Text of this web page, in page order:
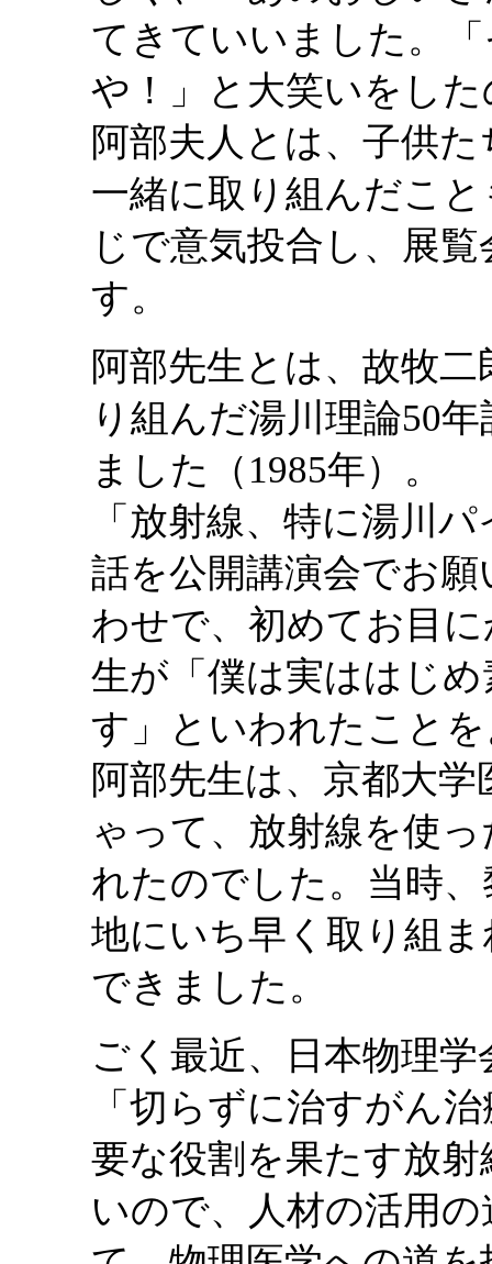
てきていいました。
や！」と大笑いをし
阿部夫人とは、子供
一緒に取り組んだこ
じで意気投合し、展
す。
阿部先生とは、故牧
り組んだ湯川理論50
ました（1985年）。
「放射線、特に湯川
話を公開講演会でお
わせで、初めてお目
生が「僕は実ははじ
す」といわれたこと
阿部先生は、京都大
ゃって、放射線を使
れたのでした。当時
地にいち早く取り組
できました。
ごく最近、日本物理
「切らずに治すがん
要な役割を果たす放
いので、人材の活用